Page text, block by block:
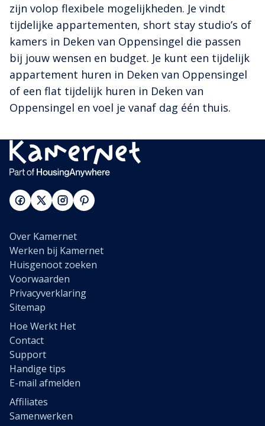
zijn volop flexibele mogelijkheden. Je vindt
tijdelijke appartementen, short stay studio’s of
kamers in Deken van Oppensingel die passen
bij jouw wensen en budget. Je kunt een tijdelijk
appartement huren in Deken van Oppensingel
of een flat tijdelijk huren in Deken van
Oppensingel en voel je vanaf dag één thuis.
Over Kamernet
Werken bij Kamernet
Huisgenoot zoeken
Voorwaarden
Privacyverklaring
Sitemap
Hoe Werkt Het
Contact
Support
Handige tips
E-mail afmelden
Affiliates
Samenwerken